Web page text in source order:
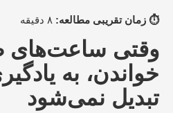
⏱️ زمان تقریبی مطالعه:
وقتی ساعت‌های
خواندن، به
تبدیل نمی‌شود